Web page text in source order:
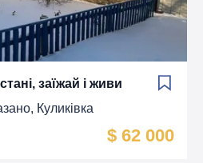
заїжай і живи
Куликівка
$ 62 000